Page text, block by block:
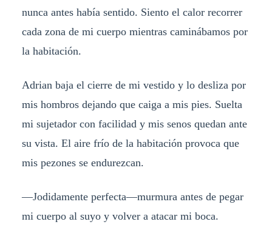
nunca antes había sentido. Siento el calor recorrer
cada zona de mi cuerpo mientras caminábamos por
la habitación.
Adrian baja el cierre de mi vestido y lo desliza por
mis hombros dejando que caiga a mis pies. Suelta
mi sujetador con facilidad y mis senos quedan ante
su vista. El aire frío de la habitación provoca que
mis pezones se endurezcan.
—Jodidamente perfecta—murmura antes de pegar
mi cuerpo al suyo y volver a atacar mi boca.